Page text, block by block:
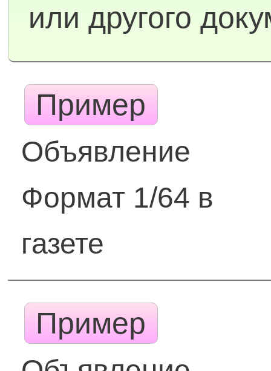
или другого
Пример
Объявление
Формат 1/64 в
газете
Пример